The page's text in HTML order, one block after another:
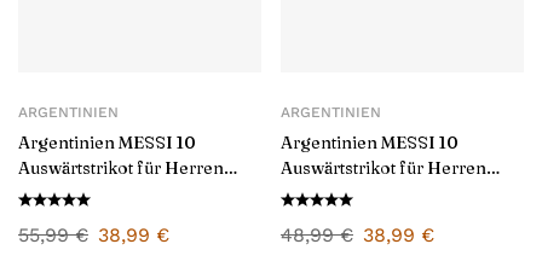
ARGENTINIEN
Argentinien MESSI 10
Auswärtstrikot für Herren
2024/25
55,99€ 38,99 €
ARGENTINIEN
Argentinien MESSI 10
Auswärtstrikot für Herren
2026/27
48,99€ 38,99 €